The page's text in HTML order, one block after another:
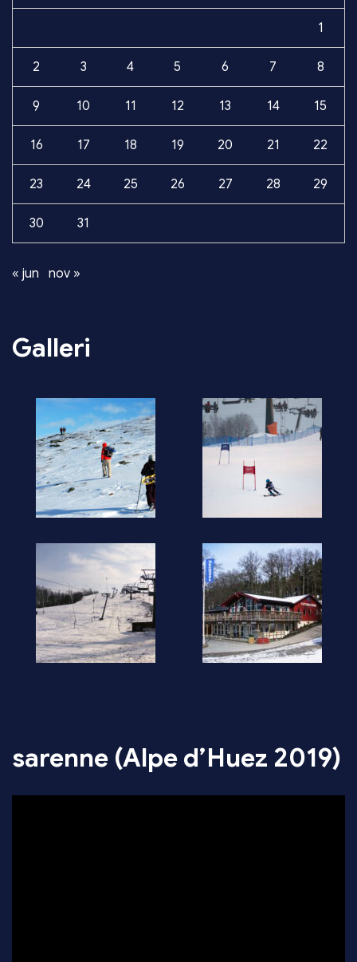
1
2 3 4 5 6 7 8
9 10 11 12 13 14 15
16 17 18 19 20 21 22
23 24 25 26 27 28 29
30 31
« jun nov »
Galleri
sarenne (Alpe d’Huez 2019)